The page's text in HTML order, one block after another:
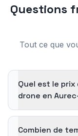
Questions
Tout ce que
Quel est le
drone en
Combien de